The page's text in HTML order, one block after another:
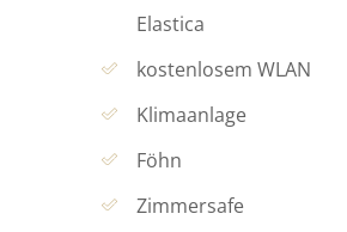
Elastica
kostenlosem WLAN
Klimaanlage
Föhn
Zimmersafe